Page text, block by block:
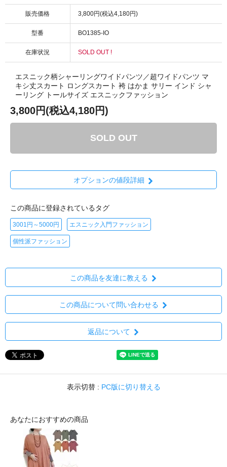
販売価格 3,800円(税込4,180円)
型番 BO1385-IO
在庫状況 SOLD OUT !
エスニック柄シャーリングワイドパンツ／超ワイドパンツ マ
キシ丈スカート ロングスカート 袴 はかま サリー インド シャ
ーリング トールサイズ エスニックファッション
3,800円(税込4,180円)
SOLD OUT
オプションの値段詳細
この商品に登録されているタグ
3001円～5000円 エスニック入門ファッション
個性派ファッション
この商品を友達に教える
この商品について問い合わせる
返品について
表示切替 : PC版に切り替える
あなたにおすすめの商品